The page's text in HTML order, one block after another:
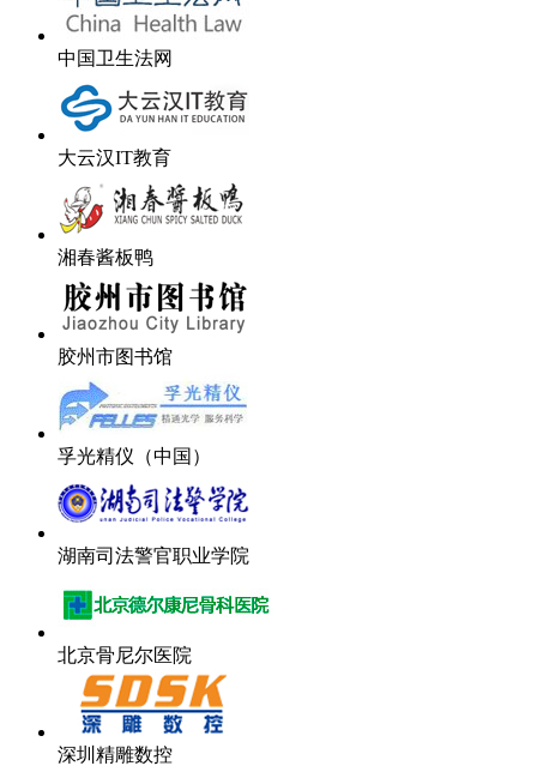
中国卫生法网
大云汉IT教育
湘春酱板鸭
胶州市图书馆
孚光精仪（中国）
湖南司法警官职业学院
北京骨尼尔医院
深圳精雕数控